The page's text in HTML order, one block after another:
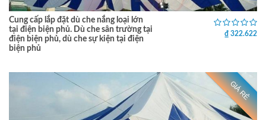
Cung cấp lắp đặt dù che nắng loại lớn
tại điện biện phủ. Dù che sân trường tại
điện biện phủ, dù che sự kiện tại điện
biện phủ
₫ 322.622
GIÁ RẺ